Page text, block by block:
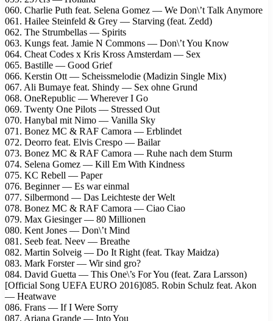
060. Charlie Puth feat. Selena Gomez — We Don\’t Talk Anymore
061. Hailee Steinfeld & Grey — Starving (feat. Zedd)
062. The Strumbellas — Spirits
063. Kungs feat. Jamie N Commons — Don\’t You Know
064. Cheat Codes x Kris Kross Amsterdam — Sex
065. Bastille — Good Grief
066. Kerstin Ott — Scheissmelodie (Madizin Single Mix)
067. Ali Bumaye feat. Shindy — Sex ohne Grund
068. OneRepublic — Wherever I Go
069. Twenty One Pilots — Stressed Out
070. Hanybal mit Nimo — Vanilla Sky
071. Bonez MC & RAF Camora — Erblindet
072. Deorro feat. Elvis Crespo — Bailar
073. Bonez MC & RAF Camora — Ruhe nach dem Sturm
074. Selena Gomez — Kill Em With Kindness
075. KC Rebell — Paper
076. Beginner — Es war einmal
077. Silbermond — Das Leichteste der Welt
078. Bonez MC & RAF Camora — Ciao Ciao
079. Max Giesinger — 80 Millionen
080. Kent Jones — Don\’t Mind
081. Seeb feat. Neev — Breathe
082. Martin Solveig — Do It Right (feat. Tkay Maidza)
083. Mark Forster — Wir sind gro?
084. David Guetta — This One\’s For You (feat. Zara Larsson)
[Official Song UEFA EURO 2016]085. Robin Schulz feat. Akon
— Heatwave
086. Frans — If I Were Sorry
087. Ariana Grande — Into You